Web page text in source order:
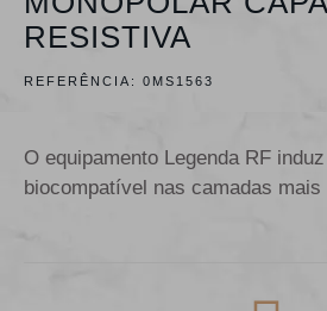
RESISTIVA
REFERÊNCIA: 0MS1563
O equipamento Legenda RF
biocompatível nas camadas mais